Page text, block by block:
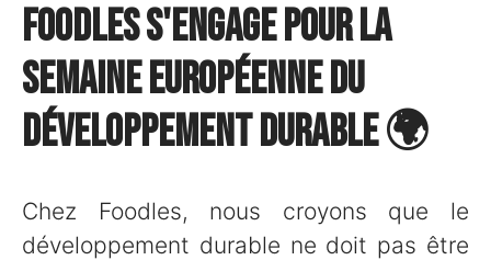
Foodles s'engage pour la
Semaine Européenne du
Développement Durable 🌍
Chez Foodles, nous croyons que le
développement durable ne doit pas être